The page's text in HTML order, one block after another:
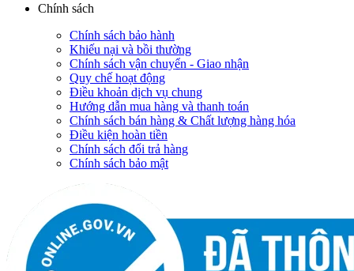
Chính sách
Chính sách bảo hành
Khiếu nại và bồi thường
Chính sách vận chuyển - Giao nhận
Quy chế hoạt động
Điều khoản dịch vụ chung
Hướng dẫn mua hàng và thanh toán
Chính sách bán hàng & Chất lượng hàng hóa
Điều kiện hoàn tiền
Chính sách đổi trả hàng
Chính sách bảo mật